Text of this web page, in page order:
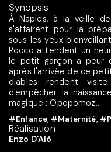
Synopsis
À Naples, à la veille
s'affairent pour la
sous les yeux
Rocco attendent un
le petit garçon a peur
après l'arrivée de ce
diables rendent
d'empêcher la
magique : Opopomoz...
#Enfance, #Maternité,
Réalisation
Enzo D'Alò